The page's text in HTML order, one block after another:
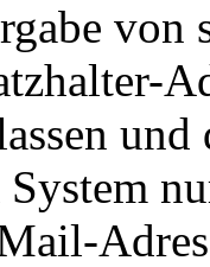
von
und